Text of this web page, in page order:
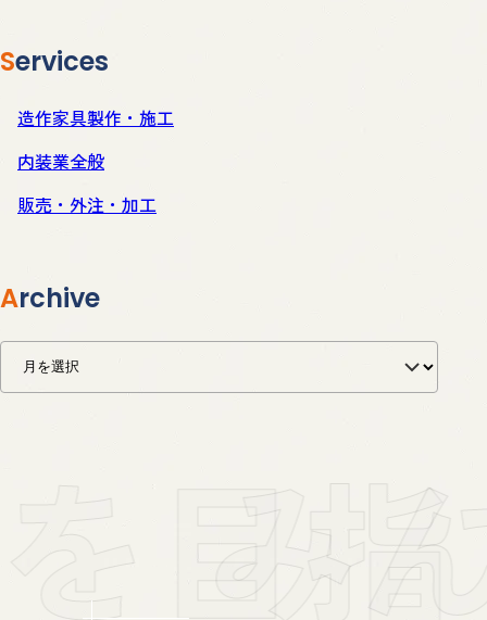
Services
造作家具製作・施工
内装業全般
販売・外注・加工
Archive